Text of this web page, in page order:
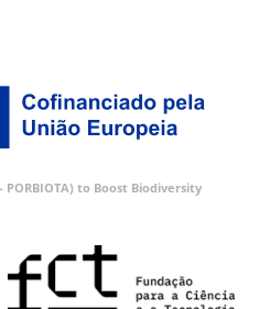
to Boost Biodiversity